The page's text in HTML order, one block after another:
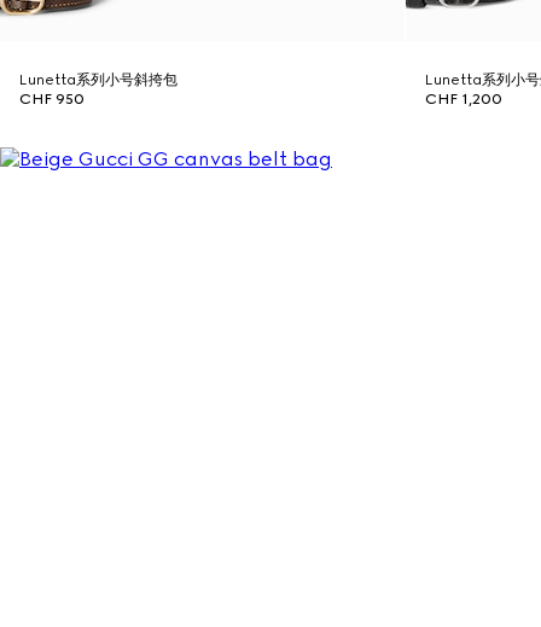
Lunetta系列小号斜挎包
CHF 950
Lunetta系列小
CHF 1,200